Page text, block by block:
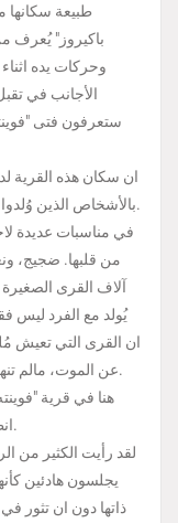
طبيعة سكانها
باكيروز" يُعرف
وحركات يده
الأجانب في
ستعرفون فتى
ان سكان هذه القرية
بالأشخاص الذين وُلدوا فيها. احساس فني بالسعادة التي تحملها الحياة.
في مناسبات عديدة
من قلبها. ضجيج،
آلاف القرى
يُولد مع الفرد ليس
ان القرى التي تعيش
عن الموت، مالم تنهض بها ايام ملونة ناثرةً سلامها الاجتماعي عليها.
هنا في قرية
انطلاقاً من الحماس الفني وحب الجمال والثقافة.
لقد رأيت الكثير من
يجلسون هادئين
ذاتها دون ان تثور